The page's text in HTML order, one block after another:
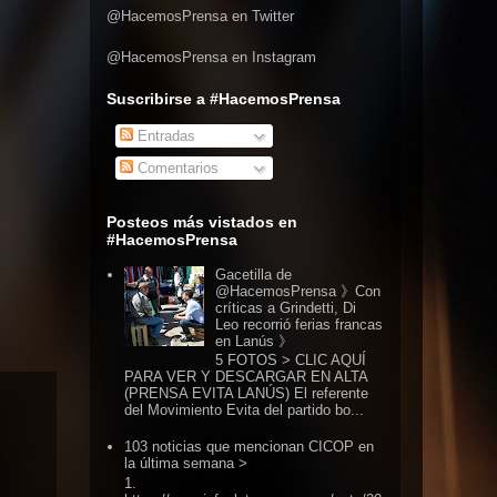
@HacemosPrensa en Twitter
@HacemosPrensa en Instagram
Suscribirse a #HacemosPrensa
Entradas
Comentarios
Posteos más vistados en
#HacemosPrensa
Gacetilla de
@HacemosPrensa 》Con
críticas a Grindetti, Di
Leo recorrió ferias francas
en Lanús 》
5 FOTOS > CLIC AQUÍ
PARA VER Y DESCARGAR EN ALTA
(PRENSA EVITA LANÚS) El referente
del Movimiento Evita del partido bo...
103 noticias que mencionan CICOP en
la última semana >
1.